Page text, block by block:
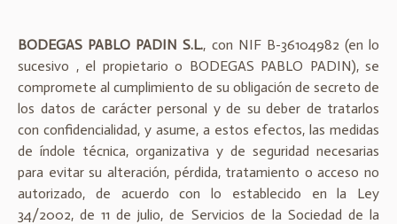
BODEGAS PABLO PADIN S.L., con NIF B-36104982 (en lo
sucesivo , el propietario o BODEGAS PABLO PADIN), se
compromete al cumplimiento de su obligación de secreto de
los datos de carácter personal y de su deber de tratarlos
con confidencialidad, y asume, a estos efectos, las medidas
de índole técnica, organizativa y de seguridad necesarias
para evitar su alteración, pérdida, tratamiento o acceso no
autorizado, de acuerdo con lo establecido en la Ley
34/2002, de 11 de julio, de Servicios de la Sociedad de la